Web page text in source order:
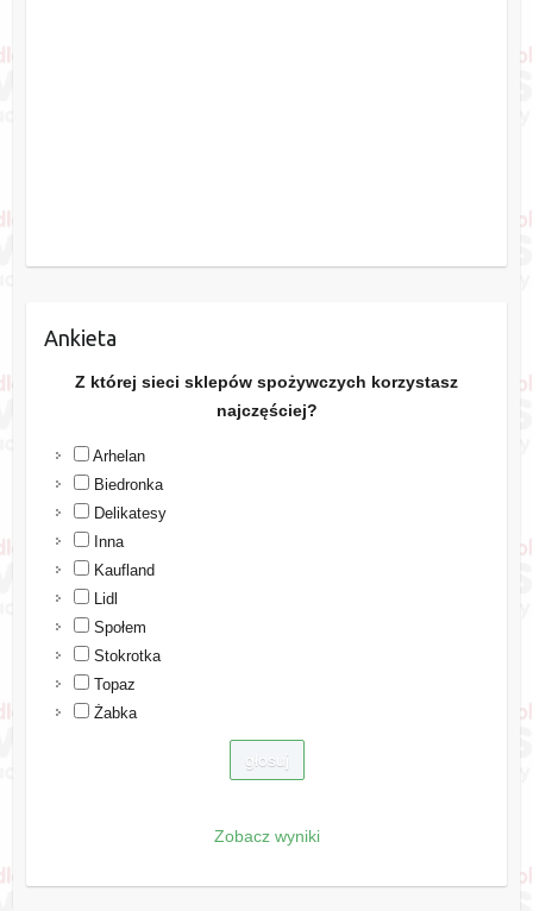
Ankieta
Z której sieci sklepów spożywczych korzystasz
najczęściej?
Arhelan
Biedronka
Delikatesy
Inna
Kaufland
Lidl
Społem
Stokrotka
Topaz
Żabka
Zobacz wyniki